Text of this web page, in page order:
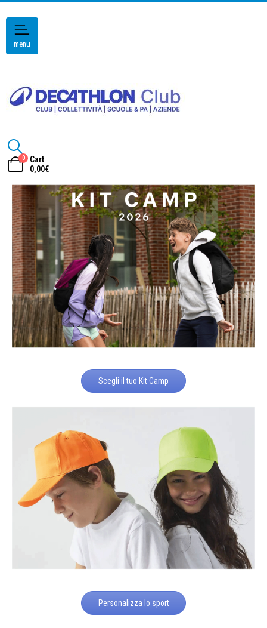
menu
0
Cart
0,00€
Scegli il tuo Kit Camp
Personalizza lo sport